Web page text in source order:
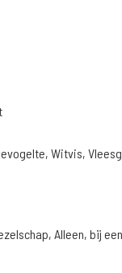
Witvis,
Alleen, bij